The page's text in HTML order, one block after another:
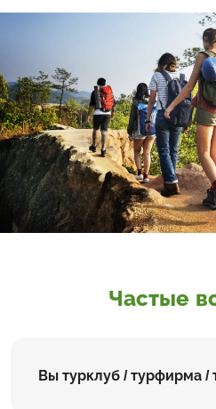
Частые
Вы турклуб / турфирма /